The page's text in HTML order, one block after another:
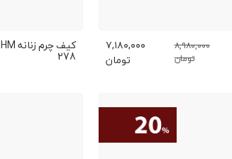
۸,۹۸۰,۰۰۰
تومان
۷,۱۸۰,۰۰۰
تومان
کیف چرم زنانه HM
278